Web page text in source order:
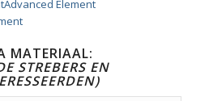
Advanced Element
MATERIAAL:
STREBERS EN